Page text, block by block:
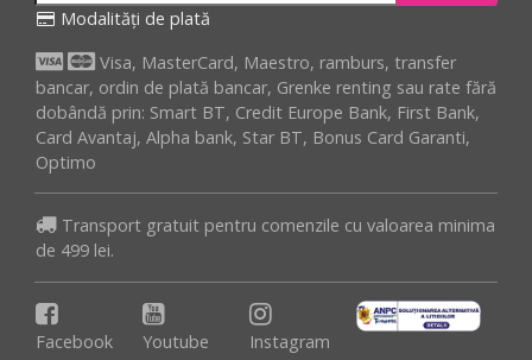
Modalități de plată
Visa, MasterCard, Maestro, ramburs, transfer
bancar, ordin de plată bancar, Grenke renting sau rate fără
dobândă prin: Smart BT, Credit Europe Bank, First Bank,
Card Avantaj, Alpha bank, Star BT, Bonus Card Garanti,
Optimo
Transport gratuit pentru comenzile cu valoarea minima
de 499 lei.
Facebook Youtube Instagram